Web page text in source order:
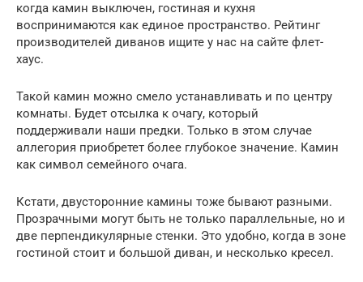
когда камин выключен, гостиная и кухня
воспринимаются как единое пространство. Рейтинг
производителей диванов ищите у нас на сайте флет-
хаус.
Такой камин можно смело устанавливать и по центру
комнаты. Будет отсылка к очагу, который
поддерживали наши предки. Только в этом случае
аллегория приобретет более глубокое значение. Камин
как символ семейного очага.
Кстати, двусторонние камины тоже бывают разными.
Прозрачными могут быть не только параллельные, но и
две перпендикулярные стенки. Это удобно, когда в зоне
гостиной стоит и большой диван, и несколько кресел.